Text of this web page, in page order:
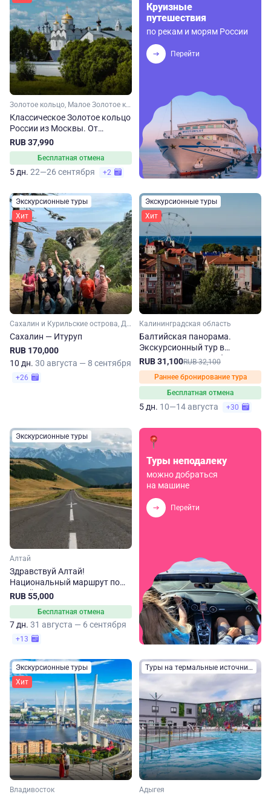
Золотое кольцо, Малое Золотое кольцо, Ярославская область, Ивановская область, Костромская область, Владимирская область, Московская область
Классическое Золотое кольцо
России из Москвы. От
Сергиева Посада до
Владимира
RUB 37,990
Бесплатная отмена
5 дн. 22—26 сентября +2
Круизные
путешествия
по рекам и морям России
Перейти
Экскурсионные туры
Хит
Сахалин и Курильские острова, Дальний Восток
Сахалин — Итуруп
RUB 170,000
10 дн. 30 августа — 8 сентября
+26
Экскурсионные туры
Хит
Калининградская область
Балтийская панорама.
Экскурсионный тур в
Калининградскую область
RUB 31,100RUB 32,100
Раннее бронирование тура
Бесплатная отмена
5 дн. 10—14 августа +30
Экскурсионные туры
Алтай
Здравствуй Алтай!
Национальный маршрут по
Алтайскому краю
RUB 55,000
Бесплатная отмена
7 дн. 31 августа — 6 сентября
+13
Туры неподалеку
можно добраться
на машине
Перейти
Экскурсионные туры
Хит
Владивосток
Туры на термальные источники
Адыгея